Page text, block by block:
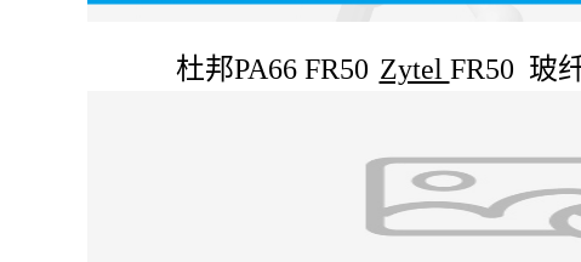
杜邦PA66 FR50 Zytel FR50 玻